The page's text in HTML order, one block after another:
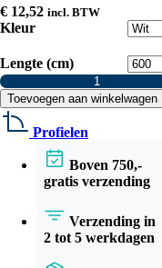
€ 12,52 incl. BTW
Kleur
Lengte (cm)
Platstrip
25x2,5
mm
aantal
Toevoegen aan winkelwagen
Profielen
Boven 750,-
gratis verzending
Verzending in
2 tot 5 werkdagen